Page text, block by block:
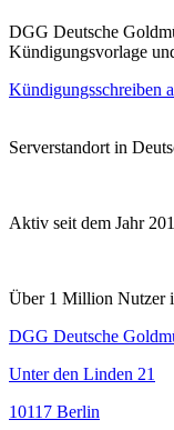
DGG Deutsche
Kündigungsvorlage
Kündigungsschreiben
Serverstandort in
Aktiv seit dem Jahr
Über 1 Million Nutzer
DGG Deutsche
Unter den Linden 21
10117 Berlin